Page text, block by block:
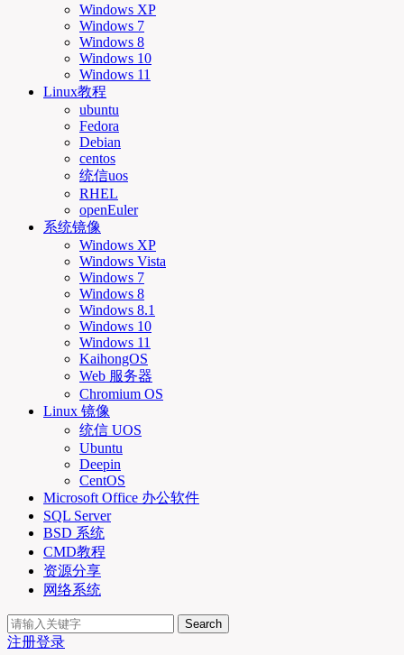
Windows XP
Windows 7
Windows 8
Windows 10
Windows 11
Linux教程
ubuntu
Fedora
Debian
centos
统信uos
RHEL
openEuler
系统镜像
Windows XP
Windows Vista
Windows 7
Windows 8
Windows 8.1
Windows 10
Windows 11
KaihongOS
Web 服务器
Chromium OS
Linux 镜像
统信 UOS
Ubuntu
Deepin
CentOS
Microsoft Office 办公软件
SQL Server
BSD 系统
CMD教程
资源分享
网络系统
Search
注册登录